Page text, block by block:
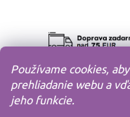
Používame cookies,
prehliadanie webu a
jeho funkcie.